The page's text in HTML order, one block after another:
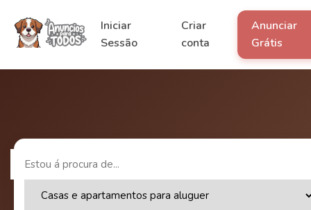
Iniciar
Sessão
Criar
conta
Anunciar
Grátis